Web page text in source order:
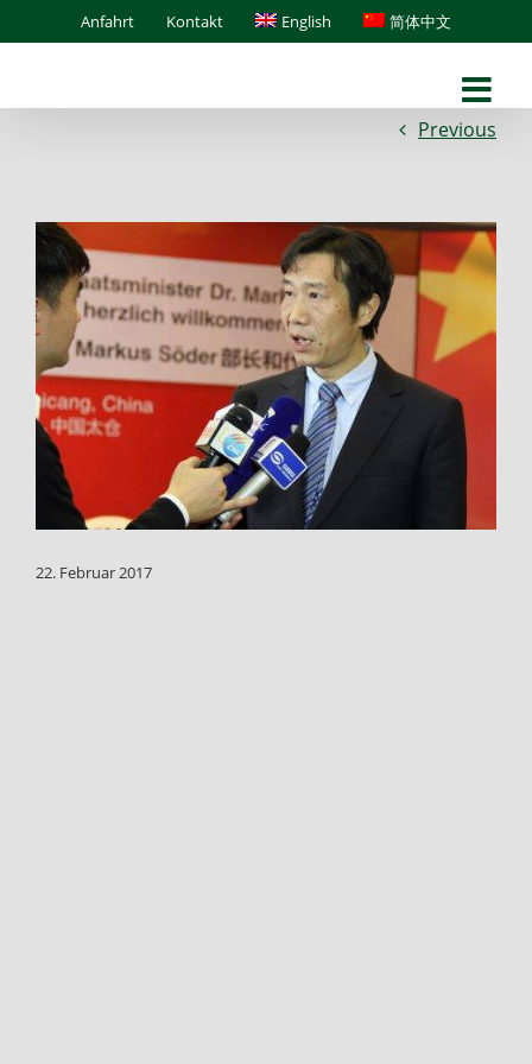
to
Anfahrt Kontakt English 简体中文
Previous
22. Februar 2017